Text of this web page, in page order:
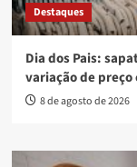
Destaques
Dia dos Pais:
variação de preço
8 de agosto de 2026